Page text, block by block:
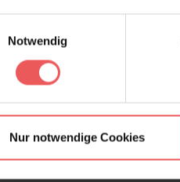
Notwendig
Nur notwendige Cookies